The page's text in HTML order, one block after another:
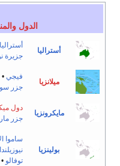
الدول
أستراليا
أستراليا
جزيرة
ميلانزيا
فيجي •
جزر
مايكرونزيا
دول
جزر
بولينزيا
ساموا
نيوزيلندا
توفالو •